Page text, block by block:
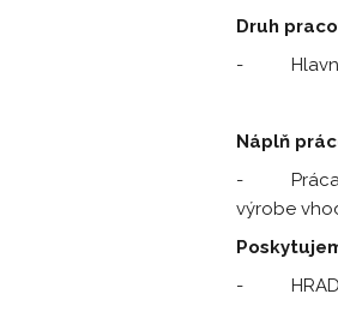
Druh
- Hlavný
Náplň
- Práca v
výrobe
-